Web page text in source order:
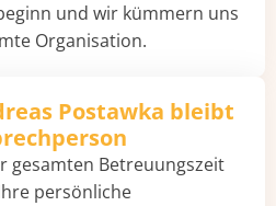
und wir kümmern uns
Organisation.
Postawka bleibt
gesamten Betreuungszeit
persönliche